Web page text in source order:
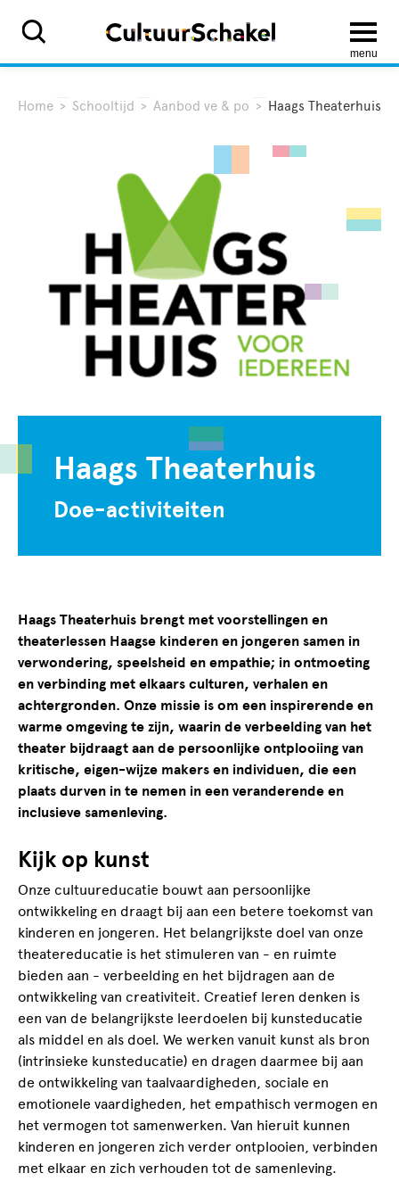
menu
Home > Schooltijd > Aanbod ve & po > Haags Theaterhuis
Haags Theaterhuis
Doe-activiteiten
Haags Theaterhuis brengt met voorstellingen en
theaterlessen Haagse kinderen en jongeren samen in
verwondering, speelsheid en empathie; in ontmoeting
en verbinding met elkaars culturen, verhalen en
achtergronden. Onze missie is om een inspirerende en
warme omgeving te zijn, waarin de verbeelding van het
theater bijdraagt aan de persoonlijke ontplooiing van
kritische, eigen-wijze makers en individuen, die een
plaats durven in te nemen in een veranderende en
inclusieve samenleving.
Kijk op kunst
Onze cultuureducatie bouwt aan persoonlijke
ontwikkeling en draagt bij aan een betere toekomst van
kinderen en jongeren. Het belangrijkste doel van onze
theatereducatie is het stimuleren van - en ruimte
bieden aan - verbeelding en het bijdragen aan de
ontwikkeling van creativiteit. Creatief leren denken is
een van de belangrijkste leerdoelen bij kunsteducatie
als middel en als doel. We werken vanuit kunst als bron
(intrinsieke kunsteducatie) en dragen daarmee bij aan
de ontwikkeling van taalvaardigheden, sociale en
emotionele vaardigheden, het empathisch vermogen en
het vermogen tot samenwerken. Van hieruit kunnen
kinderen en jongeren zich verder ontplooien, verbinden
met elkaar en zich verhouden tot de samenleving.